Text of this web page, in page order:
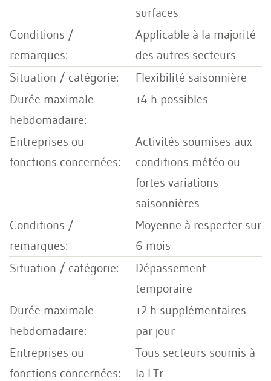
surfaces
Applicable à la majorité
des autres secteurs
Flexibilité saisonnière
+4 h possibles
Activités soumises aux
conditions météo ou
fortes variations
saisonnières
Moyenne à respecter sur
6 mois
Dépassement
temporaire
+2 h supplémentaires
par jour
Tous secteurs soumis à
la LTr